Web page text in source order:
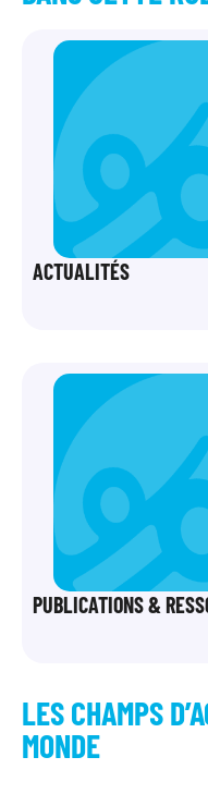
ACTUALITÉS
PUBLICATIONS &
LES CHAMPS
MONDE